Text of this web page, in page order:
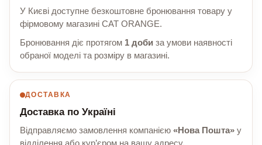
У Києві доступне безкоштовне бронювання товару у
фірмовому магазині CAT ORANGE.
Бронювання діє протягом 1 доби за умови наявності
обраної моделі та розміру в магазині.
ДОСТАВКА
Доставка по Україні
Відправляємо замовлення компанією «Нова Пошта» у